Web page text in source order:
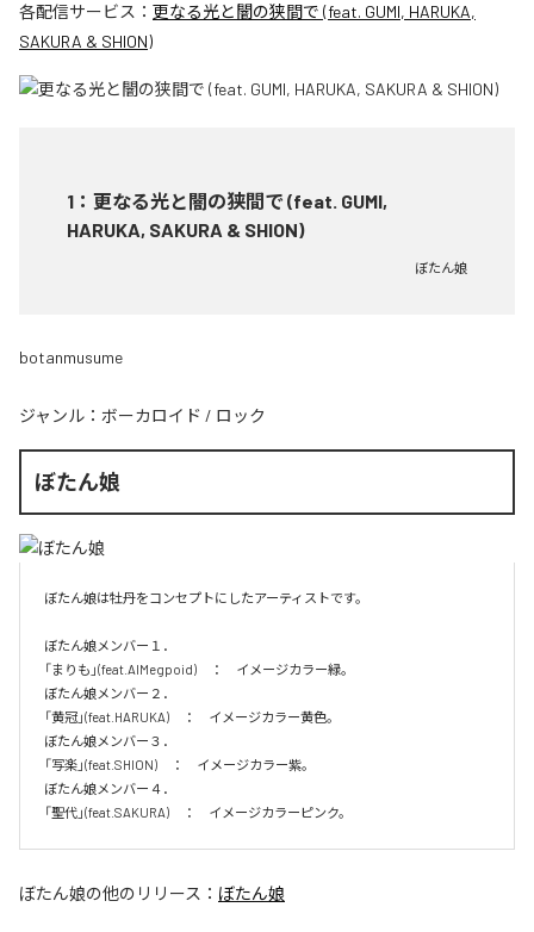
各配信サービス： 更なる光と闇の狭間で (feat. GUMI, HARUKA,
SAKURA & SHION)
1 ： 更なる光と闇の狭間で (feat. GUMI,
HARUKA, SAKURA & SHION)
ぼたん娘
botanmusume
ジャンル： ボーカロイド / ロック
ぼたん娘
ぼたん娘は牡丹をコンセプトにしたアーティストです。
ぼたん娘メンバー１．
「まりも」(feat.AIMegpoid)　：　イメージカラー緑。
ぼたん娘メンバー２．
「黄冠」(feat.HARUKA)　：　イメージカラー黄色。
ぼたん娘メンバー３．
「写楽」(feat.SHION)　：　イメージカラー紫。
ぼたん娘メンバー４．
「聖代」(feat.SAKURA)　：　イメージカラーピンク。
ぼたん娘の他のリリース： ぼたん娘